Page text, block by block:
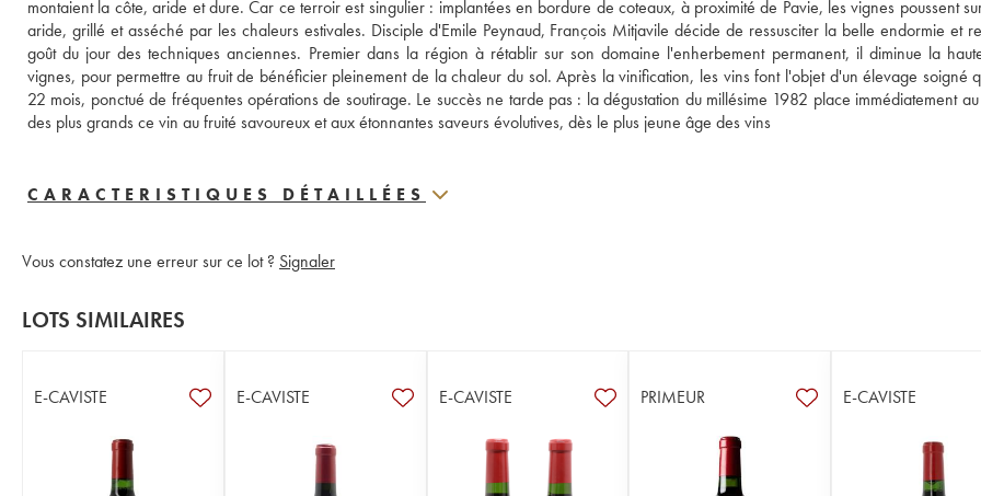
montaient la côte, aride et dure. Car ce terroir est singulier : implantées en bordure de coteaux, à proximité de Pavie, les vignes poussent
aride, grillé et asséché par les chaleurs estivales. Disciple d'Emile Peynaud, François Mitjavile décide de ressusciter la belle endormie et
goût du jour des techniques anciennes. Premier dans la région à rétablir sur son domaine l'enherbement permanent, il diminue la
vignes, pour permettre au fruit de bénéficier pleinement de la chaleur du sol. Après la vinification, les vins font l'objet d'un élevage soigné
22 mois, ponctué de fréquentes opérations de soutirage. Le succès ne tarde pas : la dégustation du millésime 1982 place immédiatement
des plus grands ce vin au fruité savoureux et aux étonnantes saveurs évolutives, dès le plus jeune âge des vins
CARACTERISTIQUES DÉTAILLÉES
Vous constatez une erreur sur ce lot ? Signaler
LOTS SIMILAIRES
E-CAVISTE E-CAVISTE E-CAVISTE PRIMEUR E-CAVISTE